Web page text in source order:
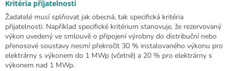
Kritéria přijatelnosti
Žadatelé musí splňovat jak obecná, tak specifická kritéria
přijatelnosti. Například specifické kritérium stanovuje, že rezervovaný
výkon uvedený ve smlouvě o připojení výrobny do distribuční nebo
přenosové soustavy nesmí překročit 30 % instalovaného výkonu pro
elektrárny s výkonem do 1 MWp (včetně) a 20 % pro elektrárny s
výkonem nad 1 MWp.